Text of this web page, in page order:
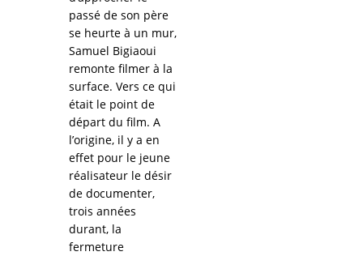
passé de son père
se heurte à un mur,
Samuel Bigiaoui
remonte filmer à la
surface. Vers ce qui
était le point de
départ du film. A
l’origine, il y a en
effet pour le jeune
réalisateur le désir
de documenter,
trois années
durant, la
fermeture